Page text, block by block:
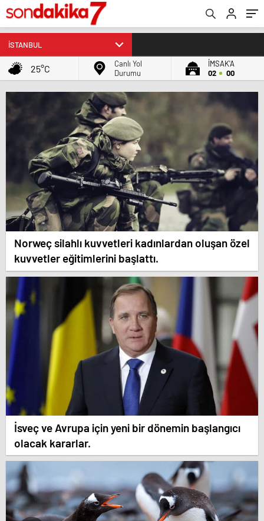
25°C
Canlı Yol
Durumu
İMSAK'A
02
00
Norweç silahlı kuvvetleri kadınlardan oluşan özel
kuvvetler eğitimlerini başlattı.
İsveç ve Avrupa için yeni bir dönemin başlangıcı
olacak kararlar.